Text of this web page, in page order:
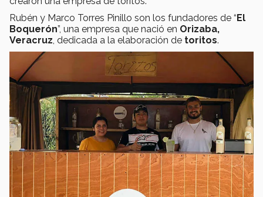
Rubén y Marco Torres Pinillo son los fundadores de “El
Boquerón”, una empresa que nació en Orizaba,
Veracruz , dedicada a la elaboración de toritos.